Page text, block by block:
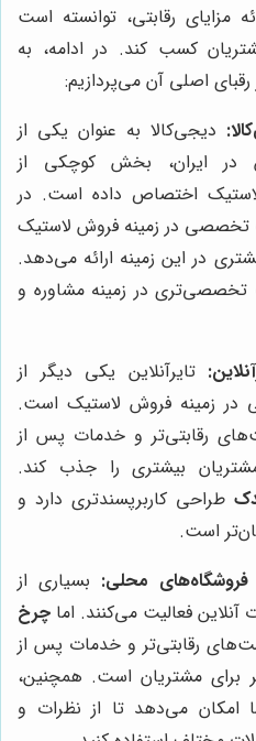
مزایای رقابتی، توانسته است
کسب کند. در ادامه، به
رقبای اصلی آن می‌پردازیم:
دیجی‌کالا به عنوان یکی از
در ایران، بخش کوچکی از
اختصاص داده است. در
در زمینه فروش لاستیک
در این زمینه ارائه می‌دهد.
در زمینه مشاوره و
تایرآنلاین یکی دیگر از
در زمینه فروش لاستیک است.
رقابتی‌تر و خدمات پس از
بیشتری را جذب کند.
طراحی کاربرپسندتری دارد و
است.
محلی: بسیاری از
فعالیت می‌کنند. اما چرخ
رقابتی‌تر و خدمات پس از
برای مشتریان است. همچنین،
امکان می‌دهد تا از نظرات و